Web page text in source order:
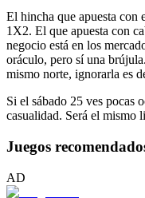
El hincha que apuesta con
1X2. El que apuesta con
negocio está en los
oráculo, pero sí una
mismo norte, ignorarla es
Si el sábado 25 ves pocas
casualidad. Será el mismo
Juegos
AD